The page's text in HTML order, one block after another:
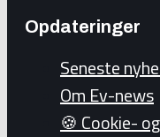
Opdateringer
Seneste
Om Ev-news
🍪 Cookie-